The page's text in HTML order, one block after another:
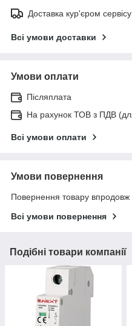
Доставка кур'єром
Всі умови доставки
Умови оплати
Післяплата
На рахунок ТОВ з ПДВ
Всі умови оплати
Умови повернення
Повернення товару впродовж
Всі умови повернення
Подібні товари компанії